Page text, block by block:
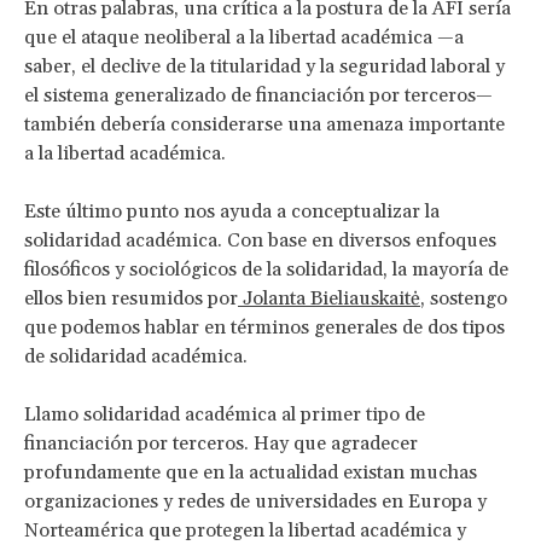
En otras palabras, una crítica a la postura de la AFI sería
que el ataque neoliberal a la libertad académica —a
saber, el declive de la titularidad y la seguridad laboral y
el sistema generalizado de financiación por terceros—
también debería considerarse una amenaza importante
a la libertad académica.
Este último punto nos ayuda a conceptualizar la
solidaridad académica. Con base en diversos enfoques
filosóficos y sociológicos de la solidaridad, la mayoría de
ellos bien resumidos por Jolanta Bieliauskaitė, sostengo
que podemos hablar en términos generales de dos tipos
de solidaridad académica.
Llamo solidaridad académica al primer tipo de
financiación por terceros. Hay que agradecer
profundamente que en la actualidad existan muchas
organizaciones y redes de universidades en Europa y
Norteamérica que protegen la libertad académica y